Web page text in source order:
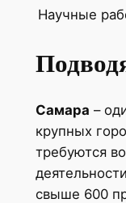
Научные
Самара –
крупных
требуются
свыше 600